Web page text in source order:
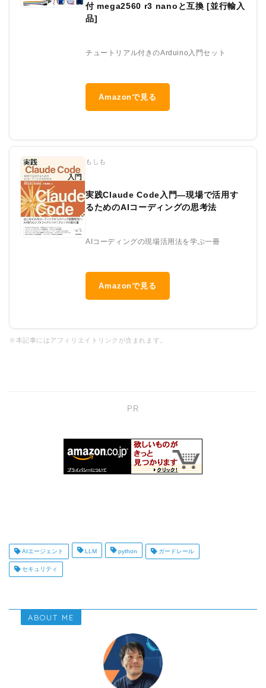
付 mega2560 r3 nanoと互換 [並行輸入
品]
チュートリアル付きのArduino入門セット
Amazonで見る
もしも
実践Claude Code入門―現場で活用す
るためのAIコーディングの思考法
AIコーディングの現場活用法を学ぶ一冊
Amazonで見る
※本記事にはアフィリエイトリンクが含まれます。
PR
AIエージェント LLM python ガードレール
セキュリティ
ABOUT ME